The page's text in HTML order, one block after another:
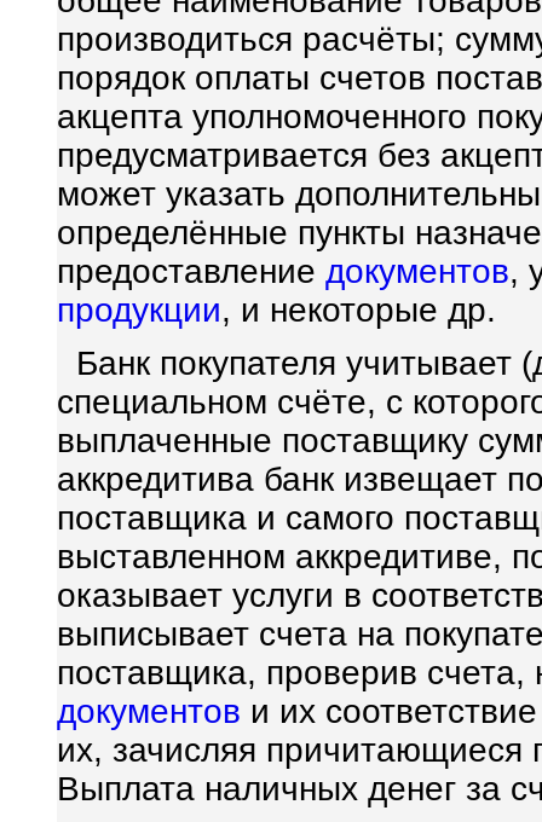
производиться расчёты;
порядок оплаты счетов
акцепта уполномоченного
предусматривается без
может указать
определённые пункты
предоставление документов,
продукции, и некоторые др.
Банк покупателя учитывает
специальном счёте, с
выплаченные поставщику
аккредитива банк извещает
поставщика и самого
выставленном аккредитиве,
оказывает услуги в
выписывает счета на
поставщика, проверив
документов и их
их, зачисляя причитающиеся
Выплата наличных денег за